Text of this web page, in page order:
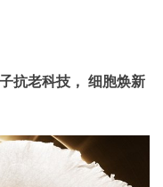
抗老科技， 细胞焕新